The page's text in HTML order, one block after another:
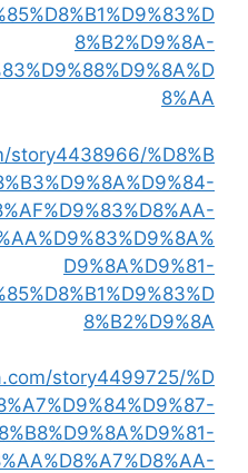
8%B2%D9%8A-
8%AA
story4438966/%D8%B
D9%8A%D9%81-
8%B2%D9%8A
story4499725/%D